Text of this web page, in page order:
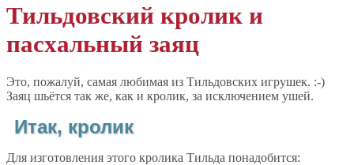
Тильдовский кролик и
пасхальный заяц
Это, пожалуй, самая любимая из Тильдовских игрушек. :-)
Заяц шьётся так же, как и кролик, за исключением ушей.
Итак, кролик
Для изготовления этого кролика Тильда понадобится: